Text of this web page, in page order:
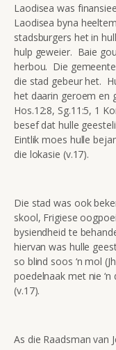
Laodisea was
Laodisea byna
stadsburgers het in
hulp geweier. Baie
herbou. Die
die stad gebeur het.
het daarin geroem en
Hos.12:8, Sg.11:5, 1
besef dat hulle
Eintlik moes hulle
die lokasie (v.17).
Die stad was ook
skool, Frigiese
bysiendheid te
hiervan was hulle
so blind soos ‘n mol
poedelnaak met nie
(v.17).
As die Raadsman van